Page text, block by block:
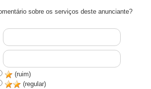
sobre os serviços deste anunciante?
(ruim)
(regular)